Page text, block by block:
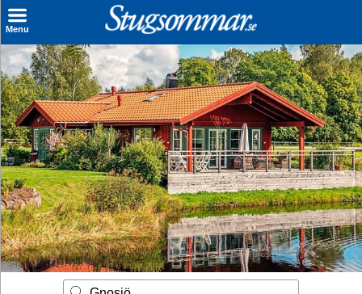
Menu
Sök stuga
Sista Minuten
Genvägar
Inspiration
Kontakt
Husägare
Se hur mycket du kan tjäna